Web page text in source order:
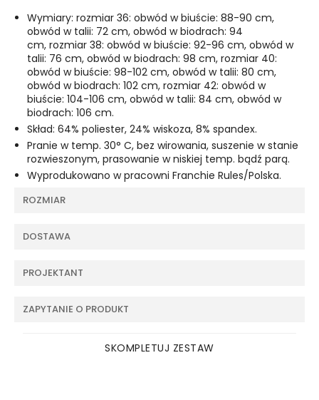
Wymiary: rozmiar 36: obwód w biuście: 88-90 cm,
obwód w talii: 72 cm, obwód w biodrach: 94
cm, rozmiar 38: obwód w biuście: 92-96 cm, obwód w
talii: 76 cm, obwód w biodrach: 98 cm, rozmiar 40:
obwód w biuście: 98-102 cm, obwód w talii: 80 cm,
obwód w biodrach: 102 cm, rozmiar 42: obwód w
biuście: 104-106 cm, obwód w talii: 84 cm, obwód w
biodrach: 106 cm.
Skład: 64% poliester, 24% wiskoza, 8% spandex.
Pranie w temp. 30° C, bez wirowania, suszenie w stanie
rozwieszonym, prasowanie w niskiej temp. bądź parą.
Wyprodukowano w pracowni Franchie Rules/Polska.
ROZMIAR
DOSTAWA
PROJEKTANT
ZAPYTANIE O PRODUKT
SKOMPLETUJ ZESTAW